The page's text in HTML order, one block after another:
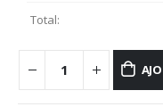
Total: